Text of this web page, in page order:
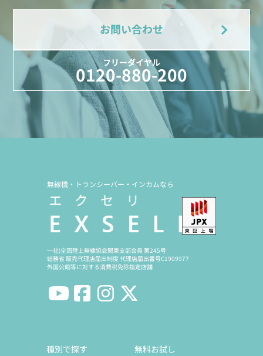
お問い合わせ
フリーダイヤル
0120-880-200
無線機・トランシーバー・インカムなら
一社)全国陸上無線協会関東支部会員 第245号
総務省 販売代理店届出制度 代理店届出番号C1909977
外国公館等に対する消費税免除指定店舗
種別で探す
無料お試し